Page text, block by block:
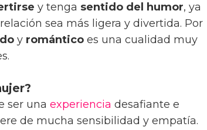
y tenga sentido del humor, ya
sea más ligera y divertida. Por
y romántico es una cualidad muy
ser una experiencia desafiante e
de mucha sensibilidad y empatía.